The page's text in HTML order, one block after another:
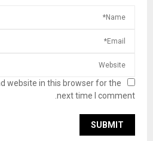
website in this browser for the
next time I comment.